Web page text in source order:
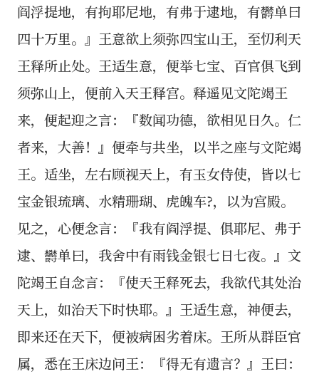
阎浮提地，有拘耶尼地，有弗于逮地，有欝单曰
四十万里。』王意欲上须弥四宝山王，至忉利天
王释所止处。王适生意，便举七宝、百官俱飞到
须弥山上，便前入天王释宫。释遥见文陀竭王
来，便起迎之言：『数闻功德，欲相见日久。仁
者来，大善！』便牵与共坐，以半之座与文陀竭
王。适坐，左右顾视天上，有玉女侍使，皆以七
宝金银琉璃、水精珊瑚、虎魄车?，以为宫殿。
见之，心便念言：『我有阎浮提、俱耶尼、弗于
逮、欝单曰，我舍中有雨钱金银七日七夜。』文
陀竭王自念言：『使天王释死去，我欲代其处治
天上，如治天下时快耶。』王适生意，神便去，
即来还在天下，便被病困劣着床。王所从群臣官
属，悉在王床边问王：『得无有遗言？』王曰：